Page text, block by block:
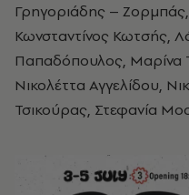
Γρηγοριάδης – Ζορμπάς,
Κωνσταντίνος Κωτσής,
Παπαδόπουλος, Μαρίνα
Νικολέττα Αγγελίδου,
Τσικούρας, Στεφανία